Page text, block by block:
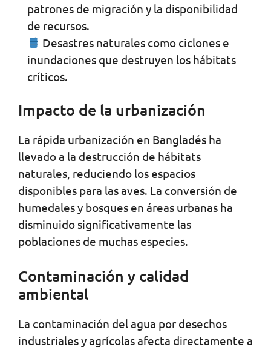
patrones de migración y la disponibilidad
de recursos.
Desastres naturales como ciclones e
inundaciones que destruyen los hábitats
críticos.
Impacto de la urbanización
La rápida urbanización en Bangladés ha
llevado a la destrucción de hábitats
naturales, reduciendo los espacios
disponibles para las aves. La conversión de
humedales y bosques en áreas urbanas ha
disminuido significativamente las
poblaciones de muchas especies.
Contaminación y calidad
ambiental
La contaminación del agua por desechos
industriales y agrícolas afecta directamente a